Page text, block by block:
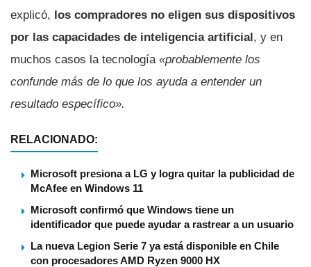
explicó, los compradores no eligen sus dispositivos
por las capacidades de inteligencia artificial, y en
muchos casos la tecnología «probablemente los
confunde más de lo que los ayuda a entender un
resultado específico».
RELACIONADO:
Microsoft presiona a LG y logra quitar la publicidad de
McAfee en Windows 11
Microsoft confirmó que Windows tiene un
identificador que puede ayudar a rastrear a un usuario
La nueva Legion Serie 7 ya está disponible en Chile
con procesadores AMD Ryzen 9000 HX